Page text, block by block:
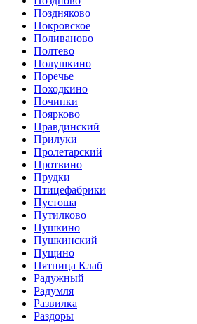
Поздняково
Покровское
Поливаново
Полтево
Полушкино
Поречье
Походкино
Починки
Поярково
Правдинский
Прилуки
Пролетарский
Протвино
Прудки
Птицефабрики
Пустоша
Путилково
Пушкино
Пушкинский
Пущино
Пятница Клаб
Радужный
Радумля
Развилка
Раздоры